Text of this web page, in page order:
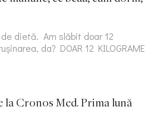
dietă. Am slăbit doar 12
da? DOAR 12 KILOGRAME
Cronos Med. Prima lună